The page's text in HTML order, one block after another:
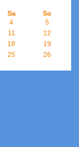
Sa
So
4
5
11
12
18
19
25
26